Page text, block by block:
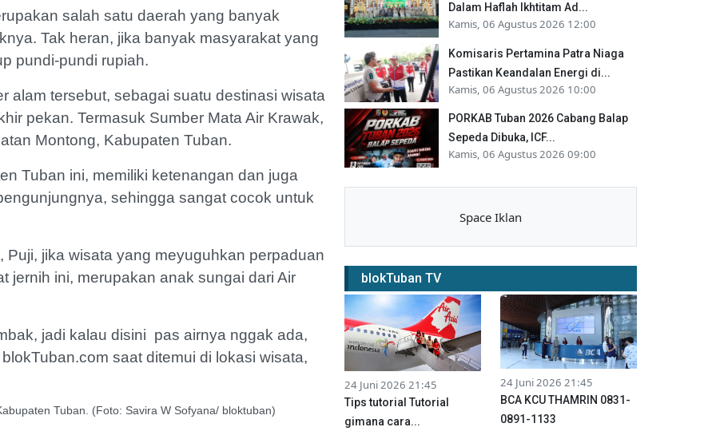
salah satu daerah yang banyak
Tak heran, jika banyak masyarakat yang
pundi-pundi rupiah.
alam tersebut, sebagai suatu destinasi wisata
pekan. Termasuk Sumber Mata Air Krawak,
Montong, Kabupaten Tuban.
Tuban ini, memiliki ketenangan dan juga
sehingga sangat cocok untuk
jika wisata yang meyuguhkan perpaduan
jernih ini, merupakan anak sungai dari Air
jadi kalau disini pas airnya nggak ada,
saat ditemui di lokasi wisata,
Tuban. (Foto: Savira W Sofyana/ bloktuban)
Dalam Haflah Ikhtitam Ad...
Kamis, 06 Agustus 2026 12:00
Komisaris Pertamina Patra Niaga
Pastikan Keandalan Energi di...
Kamis, 06 Agustus 2026 10:00
PORKAB Tuban 2026 Cabang Balap
Sepeda Dibuka, ICF...
Kamis, 06 Agustus 2026 09:00
Space Iklan
blokTuban TV
24 Juni 2026 21:45
Tips tutorial Tutorial
gimana cara...
24 Juni 2026 21:45
BCA KCU THAMRIN 0831-
0891-1133